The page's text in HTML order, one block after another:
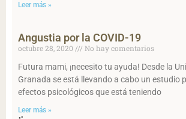
Leer más »
Angustia por la COVID-19
octubre 28, 2020
No hay comentarios
Futura mami, ¡necesito tu ayuda! Desde la
Granada se está llevando a cabo un estudio
efectos psicológicos que está teniendo
Leer más »